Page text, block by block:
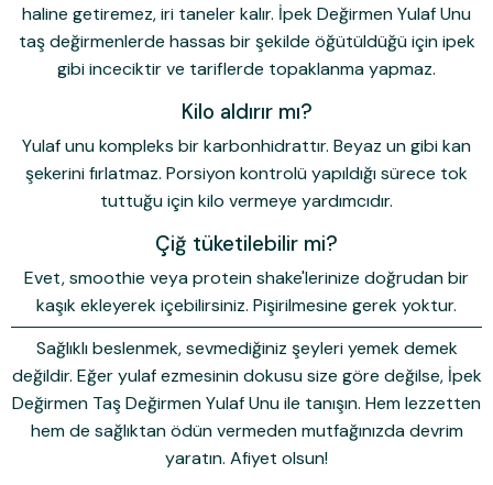
haline getiremez, iri taneler kalır. İpek Değirmen Yulaf Unu
taş değirmenlerde hassas bir şekilde öğütüldüğü için ipek
gibi inceciktir ve tariflerde topaklanma yapmaz.
Kilo aldırır mı?
Yulaf unu kompleks bir karbonhidrattır. Beyaz un gibi kan
şekerini fırlatmaz. Porsiyon kontrolü yapıldığı sürece tok
tuttuğu için kilo vermeye yardımcıdır.
Çiğ tüketilebilir mi?
Evet, smoothie veya protein shake'lerinize doğrudan bir
kaşık ekleyerek içebilirsiniz. Pişirilmesine gerek yoktur.
Sağlıklı beslenmek, sevmediğiniz şeyleri yemek demek
değildir. Eğer yulaf ezmesinin dokusu size göre değilse, İpek
Değirmen Taş Değirmen Yulaf Unu ile tanışın. Hem lezzetten
hem de sağlıktan ödün vermeden mutfağınızda devrim
yaratın. Afiyet olsun!